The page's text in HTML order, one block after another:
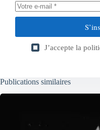
J’accepte la
Publications similaires